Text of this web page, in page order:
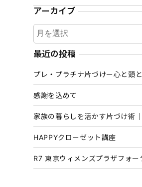
アーカイブ
ア
ー
カ
ブ
最近の投稿
プレ・プラチナ片づけー心と頭
感謝を込めて
家族の暮らしを活かす片づけ術
HAPPYクローゼット講座
R7 東京ウィメンズプラザフォー